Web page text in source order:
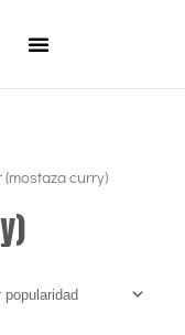
curry)